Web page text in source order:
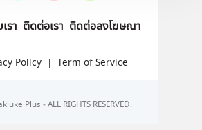
รา ติดต่อเรา ติดต่อลงโฆษณา
Policy | Term of Service
Plus - ALL RIGHTS RESERVED.